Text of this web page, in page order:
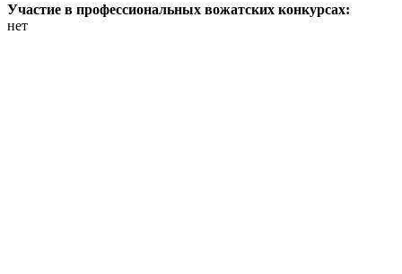
Участие в профессиональных вожатских конкурсах:
нет